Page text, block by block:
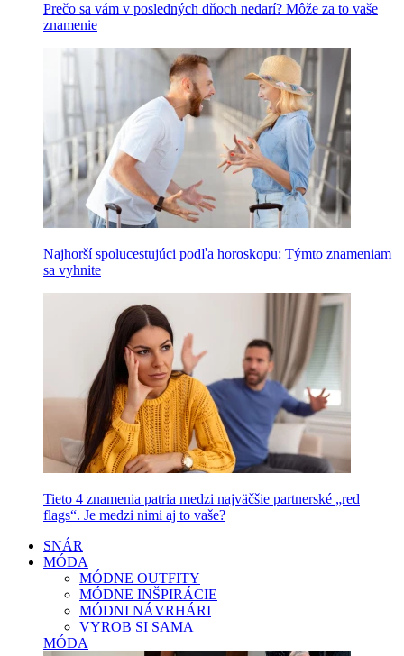
Prečo sa vám v posledných dňoch nedarí? Môže za to vaše
znamenie
Najhorší spolucestujúci podľa horoskopu: Týmto znameniam
sa vyhnite
Tieto 4 znamenia patria medzi najväčšie partnerské „red
flags“. Je medzi nimi aj to vaše?
SNÁR
MÓDA
MÓDNE OUTFITY
MÓDNE INŠPIRÁCIE
MÓDNI NÁVRHÁRI
VYROB SI SAMA
MÓDA